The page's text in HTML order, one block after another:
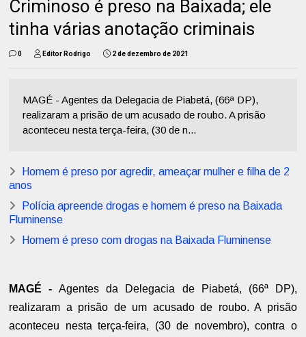
Criminoso é preso na Baixada; ele
tinha várias anotação criminais
0 Editor Rodrigo 2 de dezembro de 2021
MAGÉ - Agentes da Delegacia de Piabetá, (66ª DP),
realizaram a prisão de um acusado de roubo. A prisão
aconteceu nesta terça-feira, (30 de n...
Homem é preso por agredir, ameaçar mulher e filha de 2
anos
Polícia apreende drogas e homem é preso na Baixada
Fluminense
Homem é preso com drogas na Baixada Fluminense
MAGÉ -Agentes da Delegacia de Piabetá, (66ª DP),
realizaram a prisão de um acusado de roubo. A prisão
aconteceu nesta terça-feira, (30 de novembro), contra o